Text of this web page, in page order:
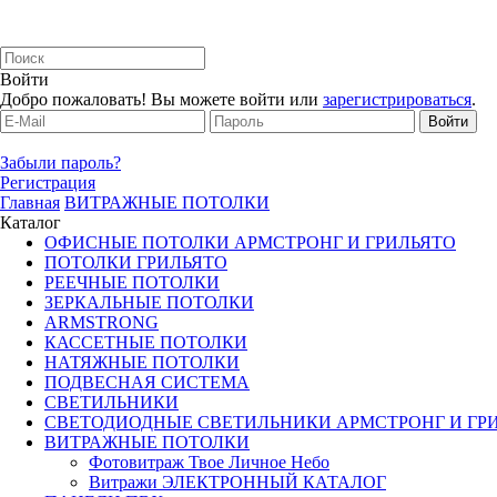
Войти
Добро пожаловать! Вы можете войти или зарегистрироваться.
Забыли пароль?
Регистрация
Главная ВИТРАЖНЫЕ ПОТОЛКИ
Каталог
ОФИСНЫЕ ПОТОЛКИ АРМСТРОНГ И ГРИЛЬЯТО
ПОТОЛКИ ГРИЛЬЯТО
РЕЕЧНЫЕ ПОТОЛКИ
ЗЕРКАЛЬНЫЕ ПОТОЛКИ
ARMSTRONG
КАССЕТНЫЕ ПОТОЛКИ
НАТЯЖНЫЕ ПОТОЛКИ
ПОДВЕСНАЯ СИСТЕМА
СВЕТИЛЬНИКИ
CВЕТОДИОДНЫЕ СВЕТИЛЬНИКИ АРМСТРОНГ И
ВИТРАЖНЫЕ ПОТОЛКИ
Фотовитраж Твое Личное Небо
Витражи ЭЛЕКТРОННЫЙ КАТАЛОГ